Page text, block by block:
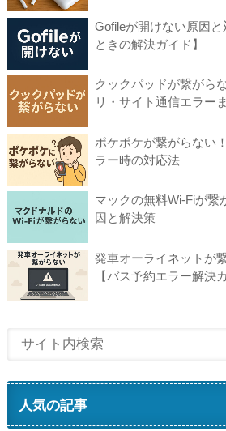
Gofileが開けない原因
ときの解決ガイド】
クックパッドが繋がら
リ・サイト通信エラー
ポケポケが繋がらない
ラー時の対応法
マックの無料Wi-Fiが繋
因と解決策
発車オーライネットが
【バス予約エラー解決
人気の記事